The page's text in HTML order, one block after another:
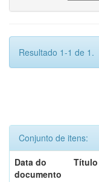
Resultado 1-1 de 1.
Conjunto de itens:
Data do
documento
Título